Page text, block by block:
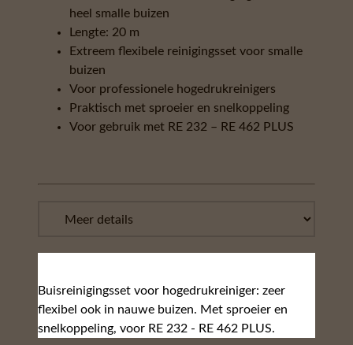
heel smalle buizen
Lengte: 20 m
Extreem flexibele reinigingsset voor smalle
buizen
Voor professionele hogedrukreinigers
Praktisch met sproeier en snelkoppeling
Voor gebruik met RE 232 – RE 462 PLUS
Buisreinigingsset voor hogedrukreiniger: zeer
flexibel ook in nauwe buizen. Met sproeier en
snelkoppeling, voor RE 232 - RE 462 PLUS.